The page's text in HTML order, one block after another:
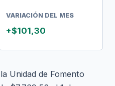
VARIACIÓN DEL MES
+$101,30
Unidad de Fomento